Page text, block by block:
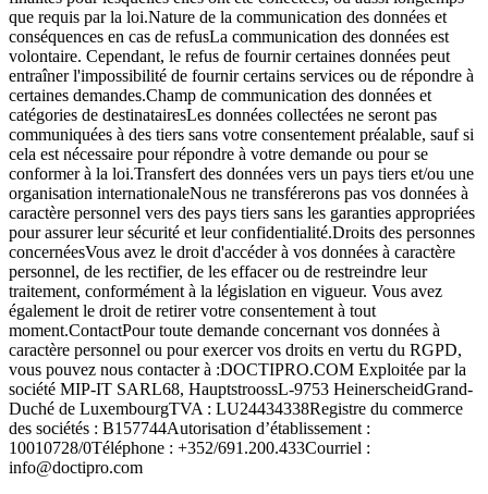
que requis par la loi.Nature de la communication des données et
conséquences en cas de refusLa communication des données est
volontaire. Cependant, le refus de fournir certaines données peut
entraîner l'impossibilité de fournir certains services ou de répondre à
certaines demandes.Champ de communication des données et
catégories de destinatairesLes données collectées ne seront pas
communiquées à des tiers sans votre consentement préalable, sauf si
cela est nécessaire pour répondre à votre demande ou pour se
conformer à la loi.Transfert des données vers un pays tiers et/ou une
organisation internationaleNous ne transférerons pas vos données à
caractère personnel vers des pays tiers sans les garanties appropriées
pour assurer leur sécurité et leur confidentialité.Droits des personnes
concernéesVous avez le droit d'accéder à vos données à caractère
personnel, de les rectifier, de les effacer ou de restreindre leur
traitement, conformément à la législation en vigueur. Vous avez
également le droit de retirer votre consentement à tout
moment.ContactPour toute demande concernant vos données à
caractère personnel ou pour exercer vos droits en vertu du RGPD,
vous pouvez nous contacter à :DOCTIPRO.COM Exploitée par la
société MIP-IT SARL68, HauptstroossL-9753 HeinerscheidGrand-
Duché de LuxembourgTVA : LU24434338Registre du commerce
des sociétés : B157744Autorisation d’établissement :
10010728/0Téléphone : +352/691.200.433Courriel :
info@doctipro.com